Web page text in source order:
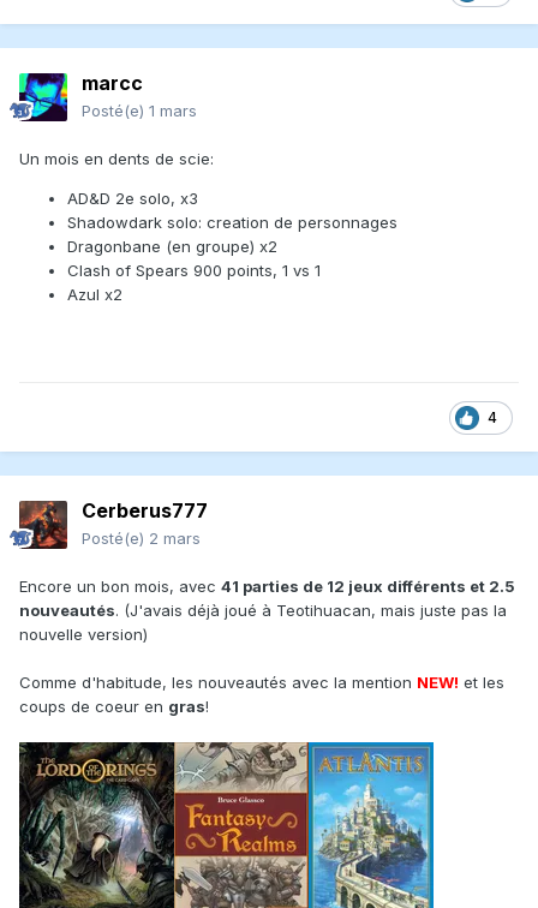
marcc
Posté(e) 1 mars
Un mois en dents de scie:
AD&D 2e solo, x3
Shadowdark solo: creation de personnages
Dragonbane (en groupe) x2
Clash of Spears 900 points, 1 vs 1
Azul x2
4
Cerberus777
Posté(e) 2 mars
Encore un bon mois, avec 41 parties de 12 jeux différents et 2.5
nouveautés. (J'avais déjà joué à Teotihuacan, mais juste pas la
nouvelle version)
Comme d'habitude, les nouveautés avec la mention NEW! et les
coups de coeur en gras!